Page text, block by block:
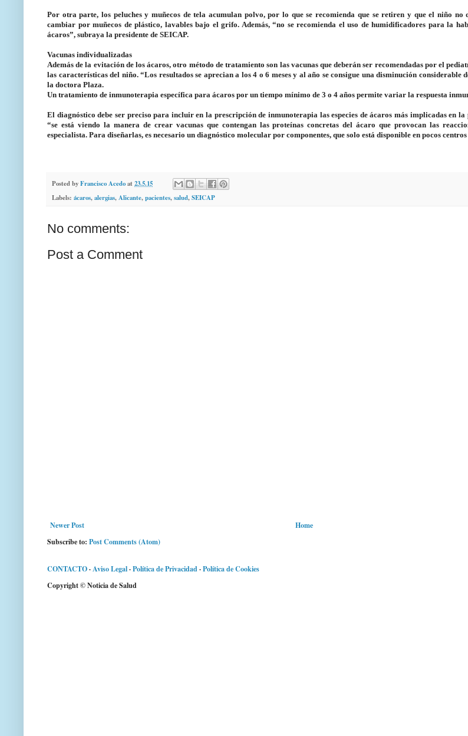
Por otra parte, los peluches y muñecos de tela acumulan polvo, por lo que se recomienda que se retiren y que el niño no
cambiar por muñecos de plástico, lavables bajo el grifo. Además, “no se recomienda el uso de humidificadores para la
ácaros”, subraya la presidente de SEICAP.
Vacunas individualizadas
Además de la evitación de los ácaros, otro método de tratamiento son las vacunas que deberán ser recomendadas por el
las características del niño. “Los resultados se aprecian a los 4 o 6 meses y al año se consigue una disminución considerable
la doctora Plaza.
Un tratamiento de inmunoterapia específica para ácaros por un tiempo mínimo de 3 o 4 años permite variar la respuesta
El diagnóstico debe ser preciso para incluir en la prescripción de inmunoterapia las especies de ácaros más implicadas en
“se está viendo la manera de crear vacunas que contengan las proteínas concretas del ácaro que provocan las
especialista. Para diseñarlas, es necesario un diagnóstico molecular por componentes, que solo está disponible en pocos centros
Posted byFrancisco Acedoat 23.5.15
Labels: ácaros,alergias,Alicante,pacientes,salud,SEICAP
No comments:
Post a Comment
Newer Post
Home
Subscribe to: Post Comments (Atom)
CONTACTO·Aviso Legal·Política de Privacidad·Política de Cookies
Copyright © Noticia de Salud